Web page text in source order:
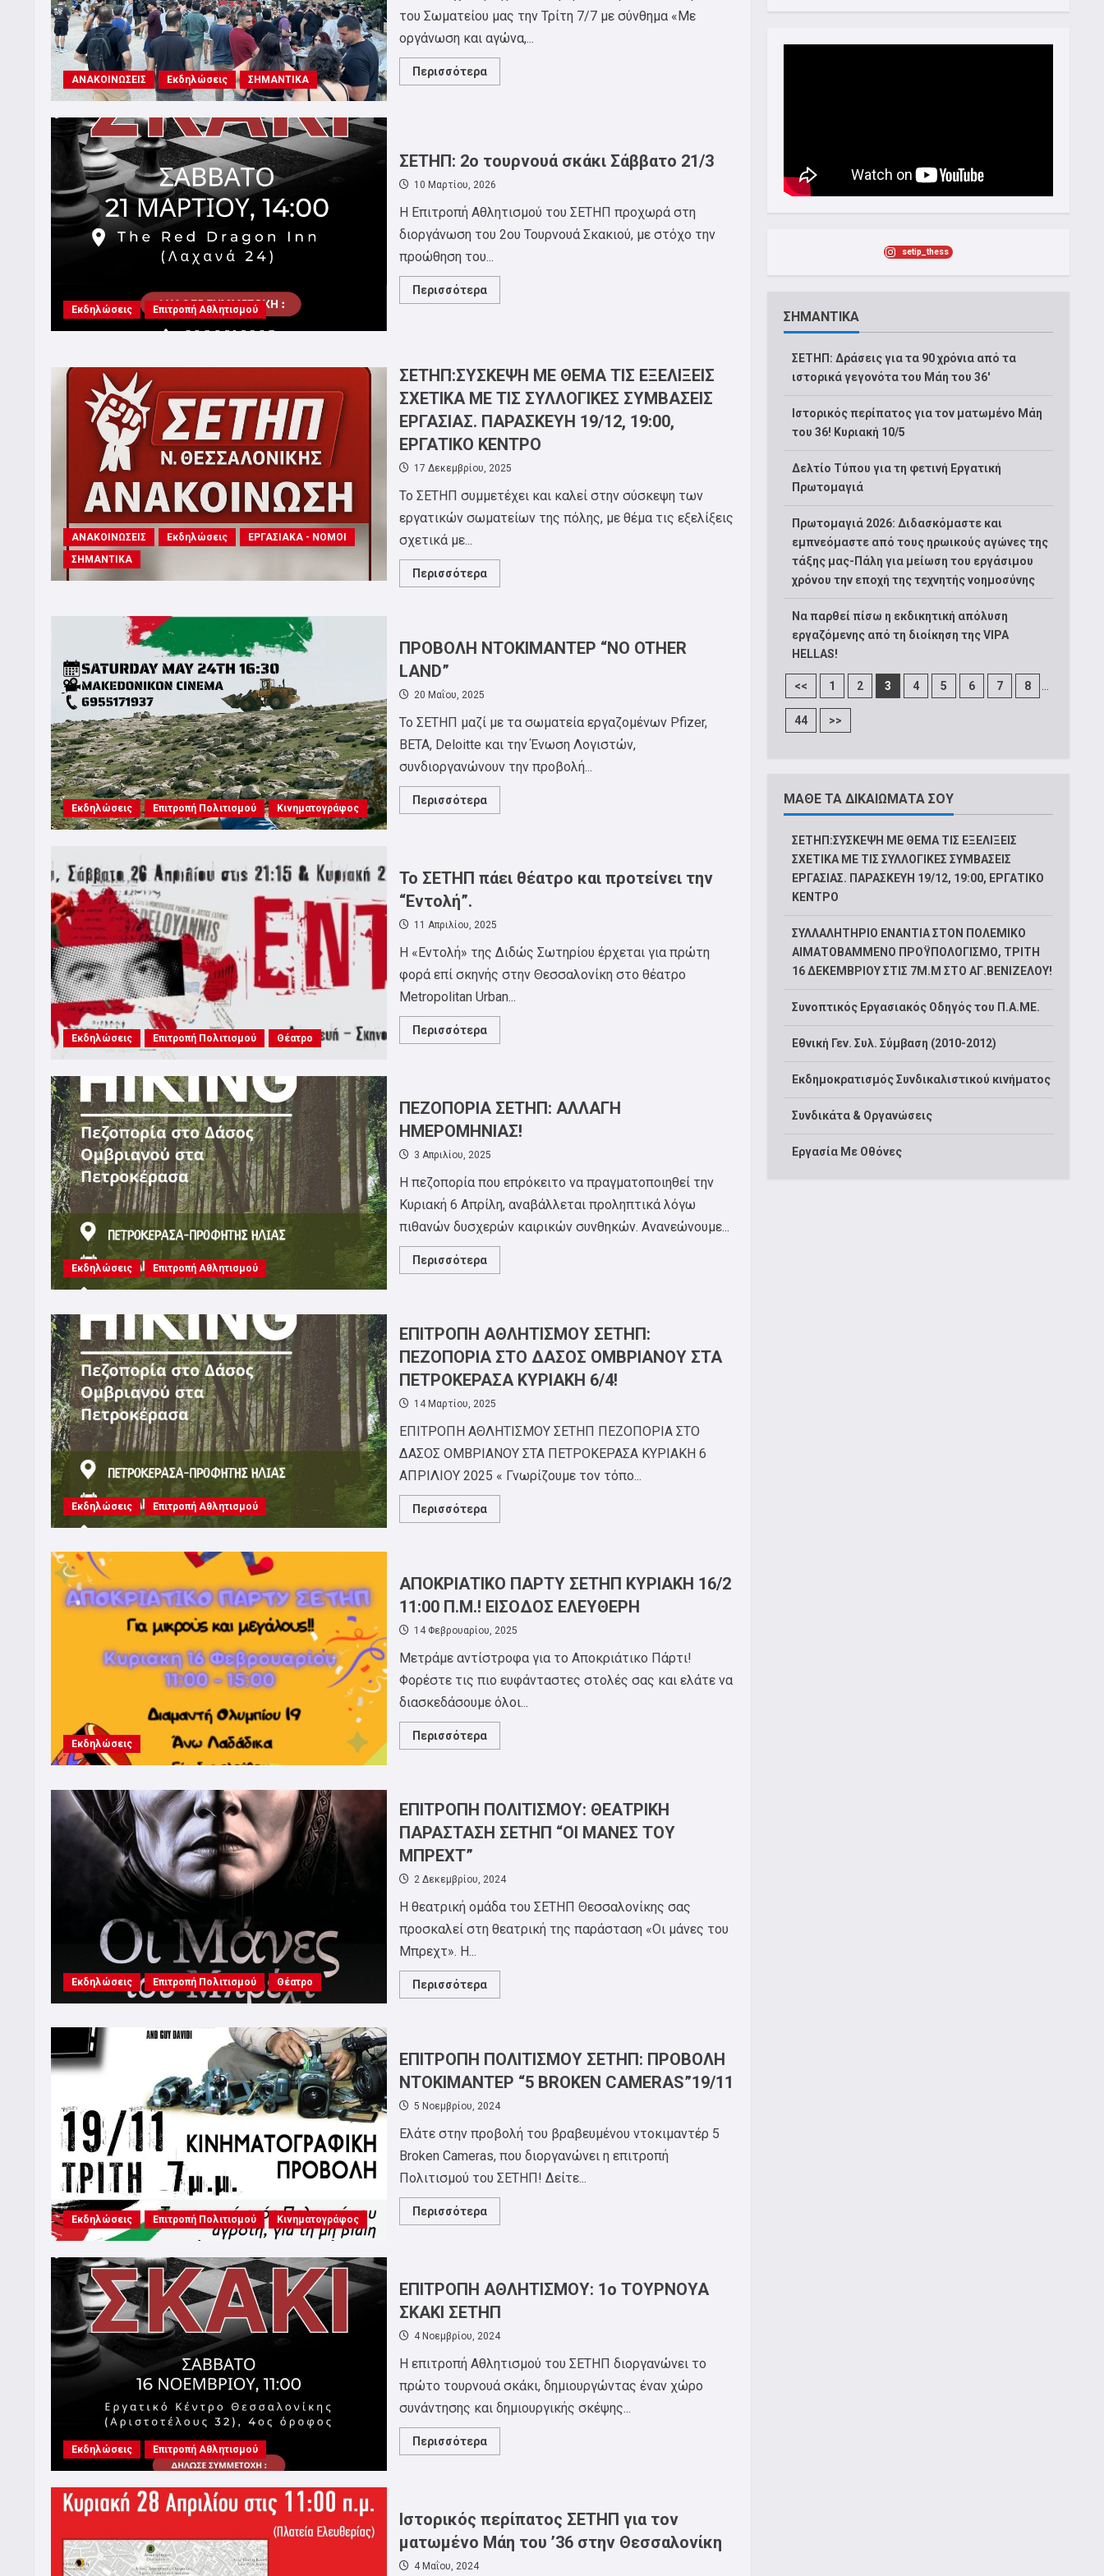
ΑΝΑΚΟΙΝΩΣΕΙΣ Εκδηλώσεις ΣΗΜΑΝΤΙΚΑ
του Σωματείου μας την Τρίτη 7/7 με σύνθημα «Με
οργάνωση και αγώνα,...
ΠερισσότεραRead
more
1ο
Φεστιβάλ
του
Εκδηλώσεις Επιτροπή Αθλητισμού
ΣΕΤΗΠ: 2ο τουρνουά σκάκι Σάββατο 21/3
10 Μαρτίου, 2026
Η Επιτροπή Αθλητισμού του ΣΕΤΗΠ προχωρά στη
διοργάνωση του 2ου Τουρνουά Σκακιού, με στόχο την
προώθηση του...
ΠερισσότεραRead
more
Σάββατο
21/3
ΑΝΑΚΟΙΝΩΣΕΙΣ Εκδηλώσεις
ΕΡΓΑΣΙΑΚΑ - ΝΟΜΟΙ
ΣΗΜΑΝΤΙΚΑ
ΣΕΤΗΠ:ΣΥΣΚΕΨΗ ΜΕ ΘΕΜΑ ΤΙΣ ΕΞΕΛΙΞΕΙΣ
ΣΧΕΤΙΚΑ ΜΕ ΤΙΣ ΣΥΛΛΟΓΙΚΕΣ ΣΥΜΒΑΣΕΙΣ
ΕΡΓΑΣΙΑΣ. ΠΑΡΑΣΚΕΥΗ 19/12, 19:00,
ΕΡΓΑΤΙΚΟ ΚΕΝΤΡΟ
17 Δεκεμβρίου, 2025
Το ΣΕΤΗΠ συμμετέχει και καλεί στην σύσκεψη των
εργατικών σωματείων της πόλης, με θέμα τις εξελίξεις
σχετικά με...
ΠερισσότεραRead
more
ΤΙΣ
ΕΞΕΛΙΞΕΙΣ
ΕΡΓΑΣΙΑΣ.
ΠΑΡΑΣΚΕΥΗ
19/12,
ΕΡΓΑΤΙΚΟ
Εκδηλώσεις Επιτροπή Πολιτισμού Κινηματογράφος
ΠΡΟΒΟΛΗ ΝΤΟΚΙΜΑΝΤΕΡ “NO OTHER
LAND”
20 Μαΐου, 2025
Το ΣΕΤΗΠ μαζί με τα σωματεία εργαζομένων Pfizer,
BETA, Deloitte και την Ένωση Λογιστών,
συνδιοργανώνoυν την προβολή...
ΠερισσότεραRead
more
OTHER
LAND”
Εκδηλώσεις Επιτροπή Πολιτισμού Θέατρο
Το ΣΕΤΗΠ πάει θέατρο και προτείνει την
“Εντολή”.
11 Απριλίου, 2025
Η «Εντολή» της Διδώς Σωτηρίου έρχεται για πρώτη
φορά επί σκηνής στην Θεσσαλονίκη στο θέατρο
Metropolitan Urban...
ΠερισσότεραRead
more
και
την
Εκδηλώσεις Επιτροπή Αθλητισμού
ΠΕΖΟΠΟΡΙΑ ΣΕΤΗΠ: ΑΛΛΑΓΗ
ΗΜΕΡΟΜΗΝΙΑΣ!
3 Απριλίου, 2025
Η πεζοπορία που επρόκειτο να πραγματοποιηθεί την
Κυριακή 6 Απρίλη, αναβάλλεται προληπτικά λόγω
πιθανών δυσχερών καιρικών συνθηκών. Ανανεώνουμε...
ΠερισσότεραRead
more
ΗΜΕΡΟΜΗΝΙΑΣ!
Εκδηλώσεις Επιτροπή Αθλητισμού
ΕΠΙΤΡΟΠΗ ΑΘΛΗΤΙΣΜΟΥ ΣΕΤΗΠ:
ΠΕΖΟΠΟΡΙΑ ΣΤΟ ΔΑΣΟΣ ΟΜΒΡΙΑΝΟΥ ΣΤΑ
ΠΕΤΡΟΚΕΡΑΣΑ ΚΥΡΙΑΚΗ 6/4!
14 Μαρτίου, 2025
ΕΠΙΤΡΟΠΗ ΑΘΛΗΤΙΣΜΟΥ ΣΕΤΗΠ ΠΕΖΟΠΟΡΙΑ ΣΤΟ
ΔΑΣΟΣ ΟΜΒΡΙΑΝΟΥ ΣΤΑ ΠΕΤΡΟΚΕΡΑΣΑ ΚΥΡΙΑΚΗ 6
ΑΠΡΙΛΙΟΥ 2025 « Γνωρίζουμε τον τόπο...
ΠερισσότεραRead
more
ΠΕΖΟΠΟΡΙΑ
ΣΤΟ
ΔΑΣΟΣ
ΟΜΒΡΙΑΝΟΥ
ΠΕΤΡΟΚΕΡΑΣΑ
6/4!
Εκδηλώσεις
ΑΠΟΚΡΙΑΤΙΚΟ ΠΑΡΤΥ ΣΕΤΗΠ ΚΥΡΙΑΚΗ 16/2
11:00 Π.Μ.! ΕΙΣΟΔΟΣ ΕΛΕΥΘΕΡΗ
14 Φεβρουαρίου, 2025
Μετράμε αντίστροφα για το Αποκριάτικο Πάρτι!
Φορέστε τις πιο ευφάνταστες στολές σας και ελάτε να
διασκεδάσουμε όλοι...
ΠερισσότεραRead
more
ΚΥΡΙΑΚΗ
16/2
11:00
Π.Μ.!
Εκδηλώσεις Επιτροπή Πολιτισμού Θέατρο
ΕΠΙΤΡΟΠΗ ΠΟΛΙΤΙΣΜΟΥ: ΘΕΑΤΡΙΚΗ
ΠΑΡΑΣΤΑΣΗ ΣΕΤΗΠ “ΟΙ ΜΑΝΕΣ ΤΟΥ
ΜΠΡΕΧΤ”
2 Δεκεμβρίου, 2024
Η θεατρική ομάδα του ΣΕΤΗΠ Θεσσαλονίκης σας
προσκαλεί στη θεατρική της παράσταση «Οι μάνες του
Μπρεχτ». Η...
ΠερισσότεραRead
more
ΠΑΡΑΣΤΑΣΗ
ΣΕΤΗΠ
“ΟΙ
ΜΑΝΕΣ
ΜΠΡΕΧΤ”
Εκδηλώσεις Επιτροπή Πολιτισμού Κινηματογράφος
ΕΠΙΤΡΟΠΗ ΠΟΛΙΤΙΣΜΟΥ ΣΕΤΗΠ: ΠΡΟΒΟΛΗ
ΝΤΟΚΙΜΑΝΤΕΡ “5 BROKEN CAMERAS”19/11
5 Νοεμβρίου, 2024
Ελάτε στην προβολή του βραβευμένου ντοκιμαντέρ 5
Broken Cameras, που διοργανώνει η επιτροπή
Πολιτισμού του ΣΕΤΗΠ! Δείτε...
ΠερισσότεραRead
more
ΝΤΟΚΙΜΑΝΤΕΡ
BROKEN
Εκδηλώσεις Επιτροπή Αθλητισμού
ΕΠΙΤΡΟΠΗ ΑΘΛΗΤΙΣΜΟΥ: 1o ΤΟΥΡΝΟΥΑ
ΣΚΑΚΙ ΣΕΤΗΠ
4 Νοεμβρίου, 2024
Η επιτροπή Αθλητισμού του ΣΕΤΗΠ διοργανώνει το
πρώτο τουρνουά σκάκι, δημιουργώντας έναν χώρο
συνάντησης και δημιουργικής σκέψης...
ΠερισσότεραRead
more
ΤΟΥΡΝΟΥΑ
ΣΚΑΚΙ
ΣΕΤΗΠ
Ιστορικός περίπατος ΣΕΤΗΠ για τον
ματωμένο Μάη του ’36 στην Θεσσαλονίκη
4 Μαΐου, 2024
setip_thess
ΣΗΜΑΝΤΙΚΑ
ΣΕΤΗΠ: Δράσεις για τα 90 χρόνια από τα
ιστορικά γεγονότα του Μάη του 36′
Ιστορικός περίπατος για τον ματωμένο Μάη
του 36! Κυριακή 10/5
Δελτίο Τύπου για τη φετινή Εργατική
Πρωτομαγιά
Πρωτομαγιά 2026: Διδασκόμαστε και
εμπνεόμαστε από τους ηρωικούς αγώνες της
τάξης μας-Πάλη για μείωση του εργάσιμου
χρόνου την εποχή της τεχνητής νοημοσύνης
Να παρθεί πίσω η εκδικητική απόλυση
εργαζόμενης από τη διοίκηση της VIPA
HELLAS!
<< 1 2 3 4 5 6 7 8
44 >>
ΜΑΘΕ ΤΑ ΔΙΚΑΙΩΜΑΤΑ ΣΟΥ
ΣΕΤΗΠ:ΣΥΣΚΕΨΗ ΜΕ ΘΕΜΑ ΤΙΣ ΕΞΕΛΙΞΕΙΣ
ΣΧΕΤΙΚΑ ΜΕ ΤΙΣ ΣΥΛΛΟΓΙΚΕΣ ΣΥΜΒΑΣΕΙΣ
ΕΡΓΑΣΙΑΣ. ΠΑΡΑΣΚΕΥΗ 19/12, 19:00, ΕΡΓΑΤΙΚΟ
ΚΕΝΤΡΟ
ΣΥΛΛΑΛΗΤΗΡΙΟ ΕΝΑΝΤΙΑ ΣΤΟΝ ΠΟΛΕΜΙΚΟ
ΑΙΜΑΤΟΒΑΜΜΕΝΟ ΠΡΟΫΠΟΛΟΓΙΣΜΟ, ΤΡΙΤΗ
16 ΔΕΚΕΜΒΡΙΟΥ ΣΤΙΣ 7Μ.Μ ΣΤΟ ΑΓ.ΒΕΝΙΖΕΛΟΥ!
Συνοπτικός Εργασιακός Οδηγός του Π.Α.ΜΕ.
Εθνική Γεν. Συλ. Σύμβαση (2010-2012)
Εκδημοκρατισμός Συνδικαλιστικού κινήματος
Συνδικάτα & Οργανώσεις
Εργασία Με Οθόνες